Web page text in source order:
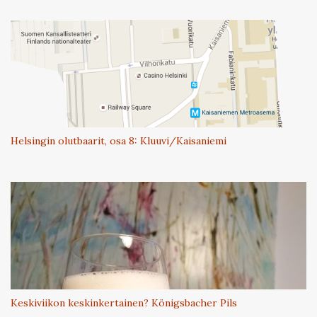
Helsingin olutbaarit, osa 8: Kluuvi/Kaisaniemi
Keskiviikon keskinkertainen? Königsbacher Pils